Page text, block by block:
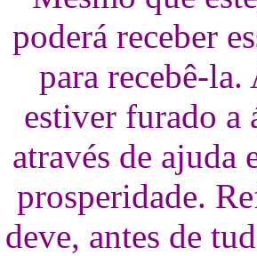
poderá receber
para recebê-la.
estiver furado a
através de ajuda
prosperidade.
deve, antes de